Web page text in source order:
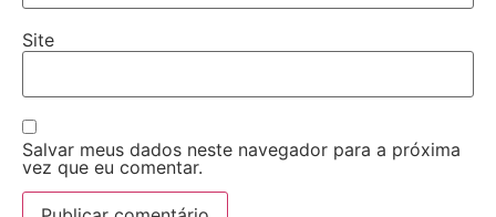
Site
Salvar meus dados neste navegador para a próxima
vez que eu comentar.